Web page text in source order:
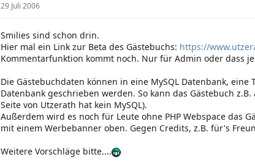
29 Juli 2006
Smilies sind schon drin.
Hier mal ein Link zur Beta des Gästebuchs: https://
Kommentarfunktion kommt noch. Nur für Admin oder dass
Die Gästebuchdaten können in eine MySQL Datenbank,
Datenbank geschrieben werden. So kann das Gästebuch
Seite von Utzerath hat kein MySQL).
Außerdem wird es noch für Leute ohne PHP Webspace das
mit einem Werbebanner oben. Gegen Credits, z.B. für's
Weitere Vorschläge bitte....